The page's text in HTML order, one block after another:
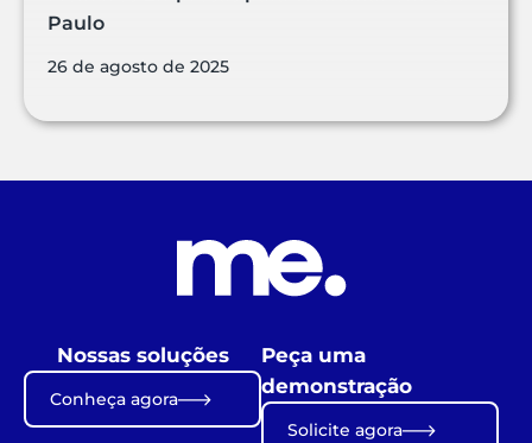
Paulo
26 de agosto de 2025
Nossas soluções
Conheça agora
Peça uma
demonstração
Solicite agora